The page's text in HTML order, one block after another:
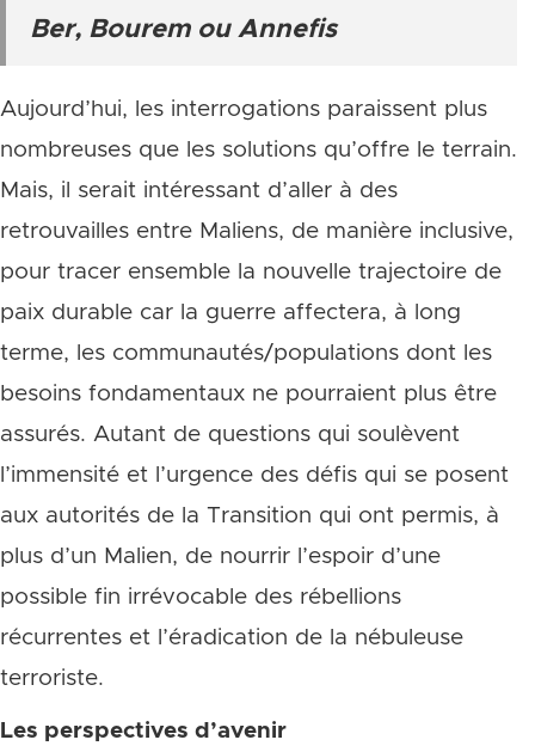
Ber, Bourem ou Annefis
Aujourd’hui, les interrogations paraissent plus
nombreuses que les solutions qu’offre le terrain.
Mais, il serait intéressant d’aller à des
retrouvailles entre Maliens, de manière inclusive,
pour tracer ensemble la nouvelle trajectoire de
paix durable car la guerre affectera, à long
terme, les communautés/populations dont les
besoins fondamentaux ne pourraient plus être
assurés. Autant de questions qui soulèvent
l’immensité et l’urgence des défis qui se posent
aux autorités de la Transition qui ont permis, à
plus d’un Malien, de nourrir l’espoir d’une
possible fin irrévocable des rébellions
récurrentes et l’éradication de la nébuleuse
terroriste.
Les perspectives d’avenir